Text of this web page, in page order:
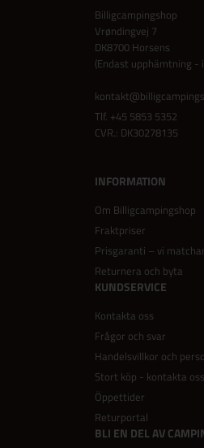
Billigcampingshop
Vrøndingvej 7
DK8700 Horsens
(Endast upphämtning -
Tlf. +45 5853 5352
CVR.: DK30278135
INFORMATION
Om Billigcampingshop
Fraktpriser
Prisgaranti – vi matchar
Returnera och byta
KUNDSERVICE
Kontakta oss
Frågor och svar
Handelsvillkor och
Stort köp - kontakta oss
Öppettider
Returportal
BLI EN DEL AV